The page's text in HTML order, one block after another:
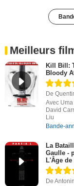
Meilleurs
Kill Bill:
Bloody
De
Avec
David
Liu
Bande-
La
Gaulle -
L'Âge de
De